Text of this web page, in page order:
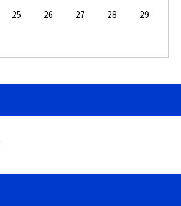
25 26 27 28
29